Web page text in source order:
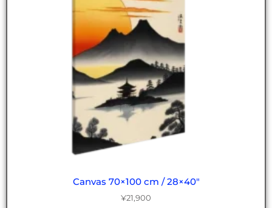
Canvas 70×100 cm / 28×40″
¥21,900